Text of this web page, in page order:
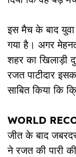
इस मैच के बाद
गया है। अगर
शहर का खिलाड़ी
रजत पाटीदार
साबित किया कि
WORLD
जीत के बाद
ने रजत की पारी